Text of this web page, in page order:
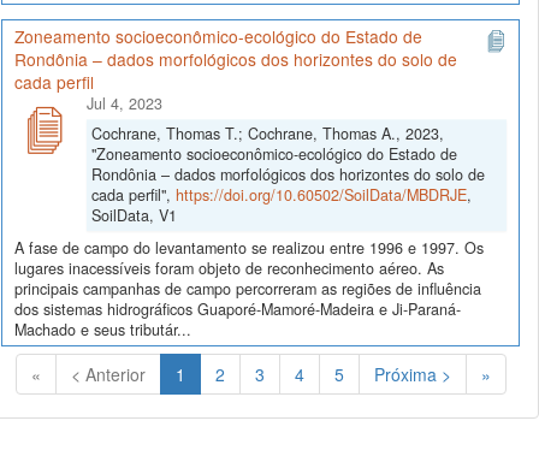
Zoneamento socioeconômico-ecológico do Estado de
Rondônia – dados morfológicos dos horizontes do solo de
cada perfil
Jul 4, 2023
Cochrane, Thomas T.; Cochrane, Thomas A., 2023,
"Zoneamento socioeconômico-ecológico do Estado de
Rondônia – dados morfológicos dos horizontes do solo de
cada perfil", https://doi.org/10.60502/SoilData/MBDRJE,
SoilData, V1
A fase de campo do levantamento se realizou entre 1996 e 1997. Os
lugares inacessíveis foram objeto de reconhecimento aéreo. As
principais campanhas de campo percorreram as regiões de influência
dos sistemas hidrográficos Guaporé-Mamoré-Madeira e Ji-Paraná-
Machado e seus tributár...
« < Anterior 1 (Atual)
2 3 4 5 Próxima > »